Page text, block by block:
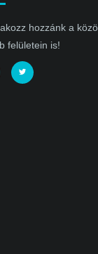
hozzánk a
felületein is!